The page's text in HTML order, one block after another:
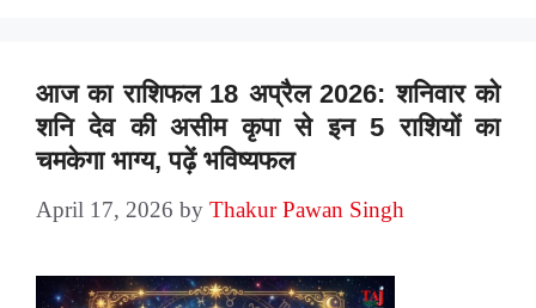
आज का राशिफल 18 अप्रैल 2026: शनिवार को
शनि देव की असीम कृपा से इन 5 राशियों का
चमकेगा भाग्य, पढ़ें भविष्यफल
April 17, 2026 by Thakur Pawan Singh